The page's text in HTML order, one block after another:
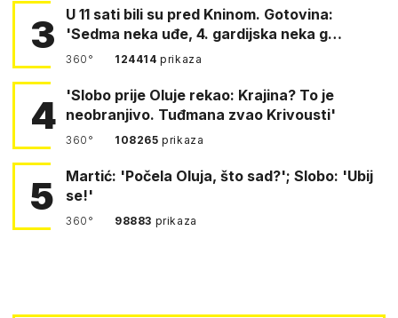
3
U 11 sati bili su pred Kninom. Gotovina:
'Sedma neka uđe, 4. gardijska neka g…
360° 124414prikaza
4
'Slobo prije Oluje rekao: Krajina? To je
neobranjivo. Tuđmana zvao Krivousti'
360° 108265prikaza
5
Martić: 'Počela Oluja, što sad?'; Slobo: 'Ubij
se!'
360° 98883 prikaza